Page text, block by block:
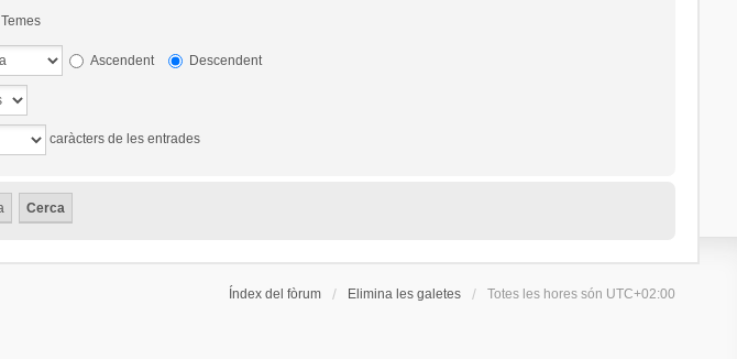
Temes
Ascendent Descendent
caràcters de les entrades
Índex del fòrum Elimina les galetes Totes les hores són UTC+02:00